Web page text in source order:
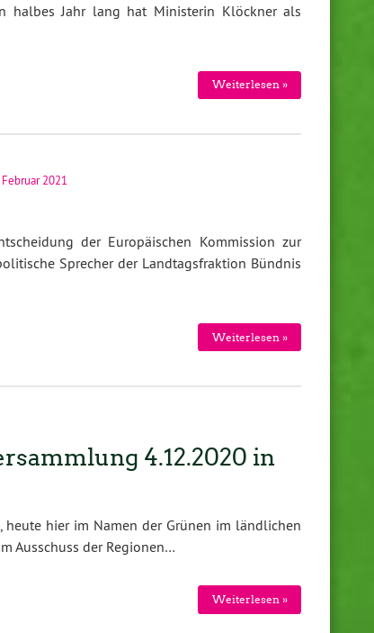
halbes Jahr lang hat Ministerin Klöckner als
Weiterlesen »
Februar 2021
der Europäischen Kommission zur
Sprecher der Landtagsfraktion Bündnis
Weiterlesen »
4.12.2020 in
hier im Namen der Grünen im ländlichen
Ausschuss der Regionen…
Weiterlesen »